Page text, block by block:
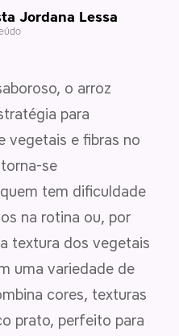
Jordana Lessa
o arroz
para
vegetais e fibras no
se
tem dificuldade
na rotina ou, por
textura dos vegetais
uma variedade de
cores, texturas
prato, perfeito para